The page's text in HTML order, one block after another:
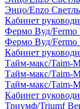
Энцо/Enzo
Кабинет
Фермо Вуд/Fermo
Фермо Вуд/Fermo
Кабинет
Тайм-макс/Taim-
Тайм-макс/Taim-
Тайм-макс/Taim-
Кабинет
Триумф/Triumf